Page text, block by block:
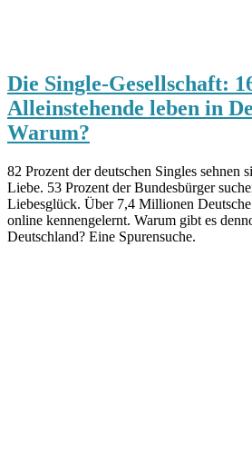
Die Single-Gesellschaft:
Alleinstehende leben in
Warum?
82 Prozent der deutschen Singles sehnen
Liebe. 53 Prozent der Bundesbürger
Liebesglück. Über 7,4 Millionen
online kennengelernt. Warum gibt es
Deutschland? Eine Spurensuche.